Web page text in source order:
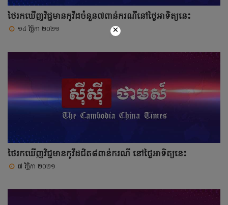
ថៃរកឃើញវិជ្ជមានកូវីដចំនួន៧ពាន់ករណីនៅថ្ងៃអាទិត្យនេះ
១៤ វិច្ឆិកា ២០២១
ថៃរកឃើញវិជ្ជមានកូវីដជិត៨ពាន់ករណី នៅថ្ងៃអាទិត្យនេះ
៧ វិច្ឆិកា ២០២១
×